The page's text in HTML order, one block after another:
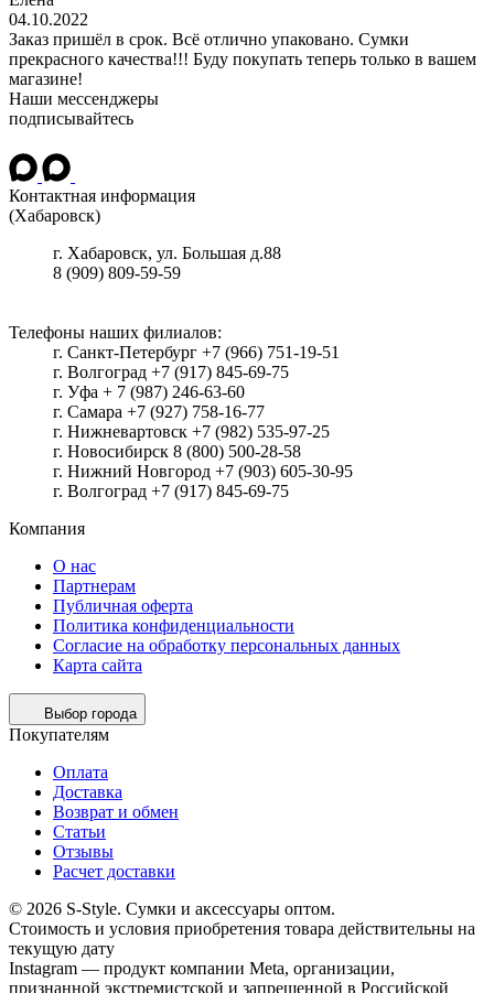
04.10.2022
Заказ пришёл в срок. Всё отлично упаковано. Сумки
прекрасного качества!!! Буду покупать теперь только в вашем
магазине!
Наши мессенджеры
подписывайтесь
Контактная информация
(Хабаровск)
г. Хабаровск, ул. Большая д.88
8 (909) 809-59-59
Телефоны наших филиалов:
г. Санкт-Петербург +7 (966) 751-19-51
г. Волгоград +7 (917) 845-69-75
г. Уфа + 7 (987) 246-63-60
г. Самара +7 (927) 758-16-77
г. Нижневартовск +7 (982) 535-97-25
г. Новосибирск 8 (800) 500-28-58
г. Нижний Новгород +7 (903) 605-30-95
г. Волгоград +7 (917) 845-69-75
Компания
О нас
Партнерам
Публичная оферта
Политика конфиденциальности
Согласие на обработку персональных данных
Карта сайта
Выбор города
Покупателям
Оплата
Доставка
Возврат и обмен
Статьи
Отзывы
Расчет доставки
© 2026 S-Style. Сумки и аксессуары оптом.
Cтоимость и условия приобретения товара действительны на
текущую дату
Instagram — продукт компании Meta, организации,
признанной экстремистской и запрещенной в Российской